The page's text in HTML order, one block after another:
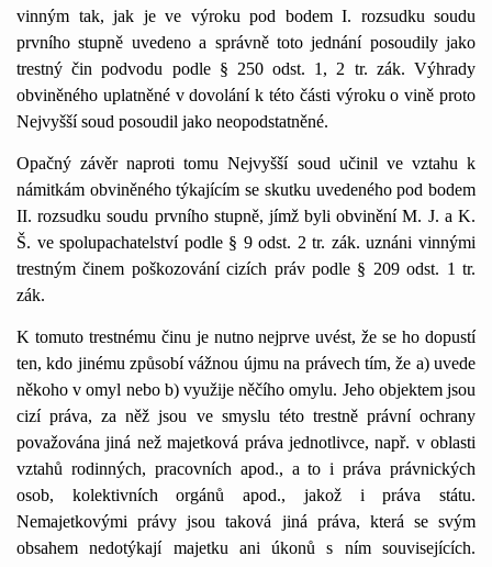
vinným tak, jak je ve výroku pod bodem I. rozsudku soudu
prvního stupně uvedeno a správně toto jednání posoudily jako
trestný čin podvodu podle § 250 odst. 1, 2 tr. zák. Výhrady
obviněného uplatněné v dovolání k této části výroku o vině proto
Nejvyšší soud posoudil jako neopodstatněné.
Opačný závěr naproti tomu Nejvyšší soud učinil ve vztahu k
námitkám obviněného týkajícím se skutku uvedeného pod bodem
II. rozsudku soudu prvního stupně, jímž byli obvinění M. J. a K.
Š. ve spolupachatelství podle § 9 odst. 2 tr. zák. uznáni vinnými
trestným činem poškozování cizích práv podle § 209 odst. 1 tr.
zák.
K tomuto trestnému činu je nutno nejprve uvést, že se ho dopustí
ten, kdo jinému způsobí vážnou újmu na právech tím, že a) uvede
někoho v omyl nebo b) využije něčího omylu. Jeho objektem jsou
cizí práva, za něž jsou ve smyslu této trestně právní ochrany
považována jiná než majetková práva jednotlivce, např. v oblasti
vztahů rodinných, pracovních apod., a to i práva právnických
osob, kolektivních orgánů apod., jakož i práva státu.
Nemajetkovými právy jsou taková jiná práva, která se svým
obsahem nedotýkají majetku ani úkonů s ním souvisejících.